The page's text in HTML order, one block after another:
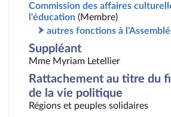
Commission des affaires
l'éducation (Membre)
autres fonctions à
Suppléant
Mme Myriam Letellier
Rattachement au titre du
de la vie politique
Régions et peuples solidaires